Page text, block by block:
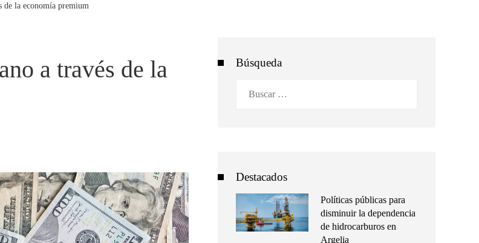
de la economía premium
a través de la
Búsqueda
Destacados
Políticas públicas para
disminuir la dependencia
de hidrocarburos en
Argelia